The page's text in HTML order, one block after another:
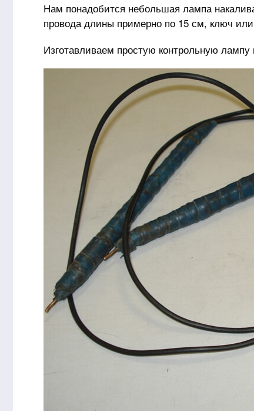
Нам понадобится небольшая лампа
провода длины примерно по 15 см, ключ
Изготавливаем простую контрольную